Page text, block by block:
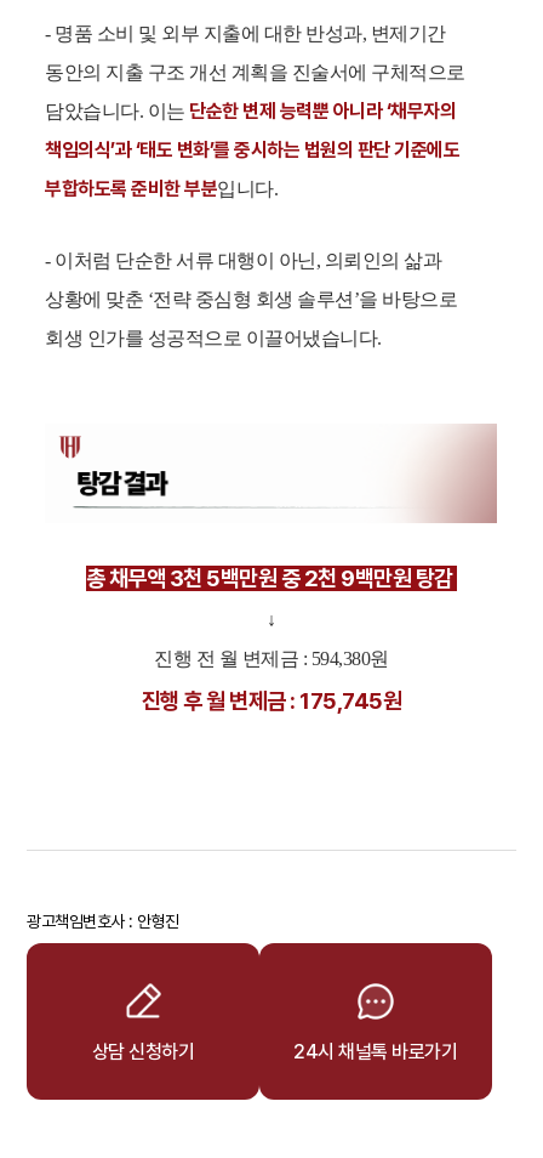
- 명품 소비 및 외부 지출에 대한 반성과, 변제기간
동안의 지출 구조 개선 계획을 진술서에 구체적으로
담았습니다. 이는 단순한 변제 능력뿐 아니라 ‘채무자의
책임의식’과 ‘태도 변화’를 중시하는 법원의 판단 기준에도
부합하도록 준비한 부분입니다.
- 이처럼 단순한 서류 대행이 아닌, 의뢰인의 삶과
상황에 맞춘 ‘전략 중심형 회생 솔루션’을 바탕으로
회생 인가를 성공적으로 이끌어냈습니다.
총 채무액 3천 5백만원 중 2천 9백만원 탕감
↓
진행 전 월 변제금 : 594,380원
진행 후 월 변제금 : 175,745원
광고책임변호사 : 안형진
상담 신청하기 24시 채널톡 바로가기